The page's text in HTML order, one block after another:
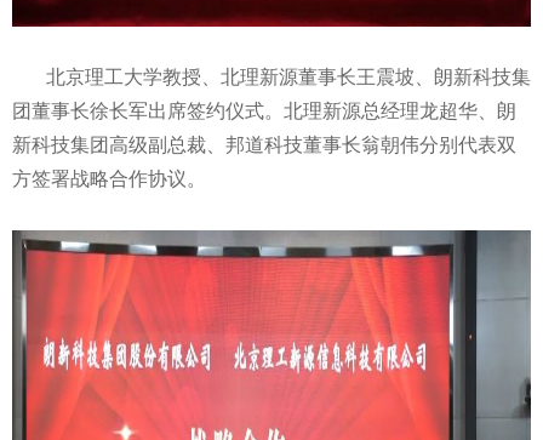
北京理工大学教授、北理新源董事长王震坡、朗新科技集
团董事长徐长军出席签约仪式。北理新源总经理龙超华、朗
新科技集团高级副总裁、邦道科技董事长翁朝伟分别代表双
方签署战略合作协议。